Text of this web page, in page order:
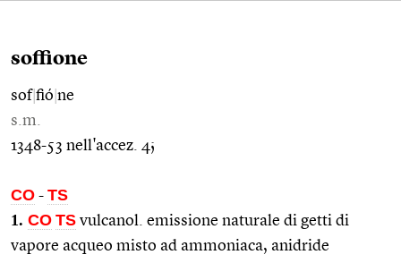
soffione
sof|fió ne
s.m.
1348-53 nell'accez. 4;
CO - TS
1. CO TS vulcanol. emissione naturale di getti di
vapore acqueo misto ad ammoniaca, anidride